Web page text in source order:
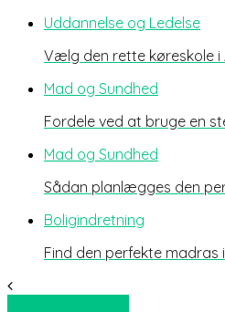
Uddannelse og Ledelse
Vælg den rette køreskole i
Mad og Sundhed
Fordele ved at bruge en
Mad og Sundhed
Sådan planlægges den
Boligindretning
Find den perfekte madras